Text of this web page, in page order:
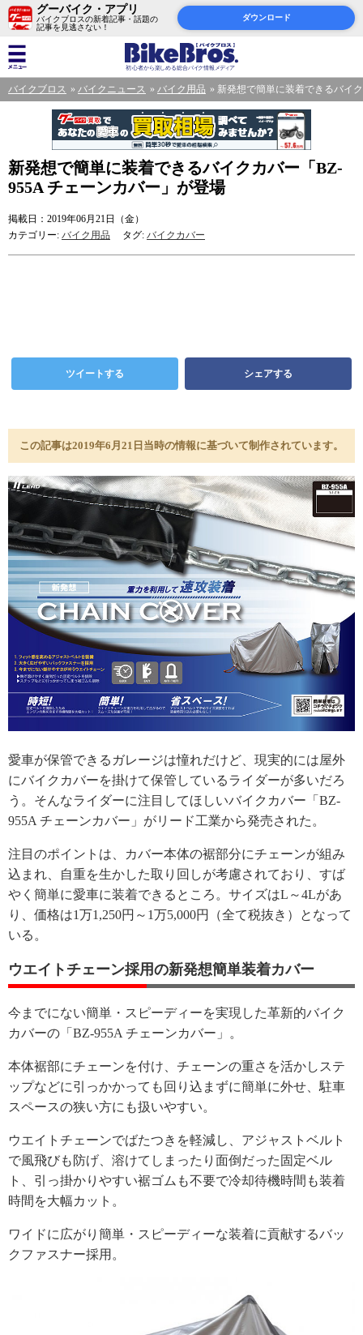
グーバイク・アプリ
バイクブロスの新着記事・話題の
記事を見逃さない！
ダウンロード
バイクブロス バイクニュース バイク用品 新発想で簡単に装着できるバイ
新発想で簡単に装着できるバイクカバー「BZ-
955A チェーンカバー」が登場
掲載日：2019年06月21日（金）
カテゴリー: バイク用品 タグ: バイクカバー
ツイートする シェアする
この記事は2019年6月21日当時の情報に基づいて制作されています。
愛車が保管できるガレージは憧れだけど、現実的には屋外
にバイクカバーを掛けて保管しているライダーが多いだろ
う。そんなライダーに注目してほしいバイクカバー「BZ-
955A チェーンカバー」がリード工業から発売された。
注目のポイントは、カバー本体の裾部分にチェーンが組み
込まれ、自重を生かした取り回しが考慮されており、すば
やく簡単に愛車に装着できるところ。サイズはL～4Lがあ
り、価格は1万1,250円～1万5,000円（全て税抜き）となって
いる。
ウエイトチェーン採用の新発想簡単装着カバー
今までにない簡単・スピーディーを実現した革新的バイク
カバーの「BZ-955A チェーンカバー」。
本体裾部にチェーンを付け、チェーンの重さを活かしステ
ップなどに引っかかっても回り込まずに簡単に外せ、駐車
スペースの狭い方にも扱いやすい。
ウエイトチェーンでばたつきを軽減し、アジャストベルト
で風飛びも防げ、溶けてしまったり面倒だった固定ベル
ト、引っ掛かりやすい裾ゴムも不要で冷却待機時間も装着
時間を大幅カット。
ワイドに広がり簡単・スピーディーな装着に貢献するバッ
クファスナー採用。